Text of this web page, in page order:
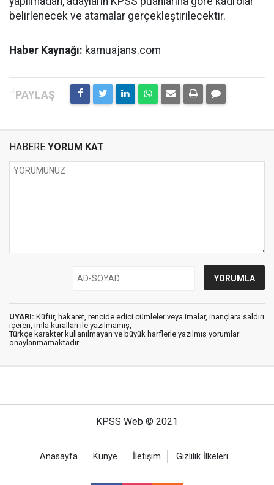
belirlenecek ve atamalar gerçekleştirilecektir.
Haber Kaynağı: kamuajans.com
HABERE YORUM KAT
UYARI: Küfür, hakaret, rencide edici cümleler veya imalar, inançlara saldırı
içeren, imla kuralları ile yazılmamış,
Türkçe karakter kullanılmayan ve büyük harflerle yazılmış yorumlar
onaylanmamaktadır.
KPSS Web © 2021
Anasayfa Künye İletişim Gizlilik İlkeleri